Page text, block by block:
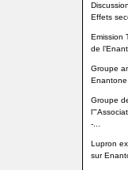
Effets
Emission
de
Groupe
Enantone
Groupe
-...
Lupron
sur